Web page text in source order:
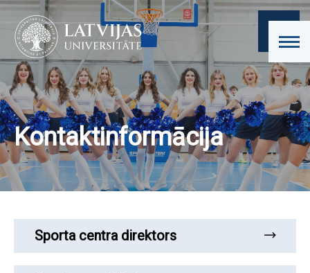
Kontaktinformācija
Sporta centra direktors